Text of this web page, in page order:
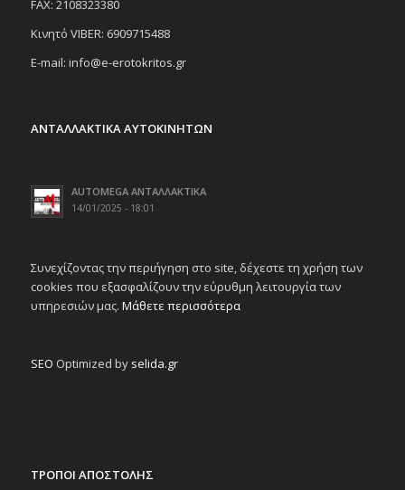
FAX: 2108323380
Κινητό VIBER: 6909715488
E-mail: info@e-erotokritos.gr
ΑΝΤΑΛΛΑΚΤΙΚΑ ΑΥΤΟΚΙΝΗΤΩΝ
AUTOMEGA ΑΝΤΑΛΛΑΚΤΙΚΑ
14/01/2025 - 18:01
Συνεχίζοντας την περιήγηση στο site, δέχεστε τη χρήση των
cookies που εξασφαλίζουν την εύρυθμη λειτουργία των
υπηρεσιών μας. Μάθετε περισσότερα
SEO Optimized by selida.gr
ΤΡΟΠΟΙ ΑΠΟΣΤΟΛΗΣ